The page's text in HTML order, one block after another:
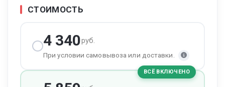
СТОИМОСТЬ
4 340руб.
При условии самовывоза или доставки.
ВСЁ ВКЛЮЧЕНО